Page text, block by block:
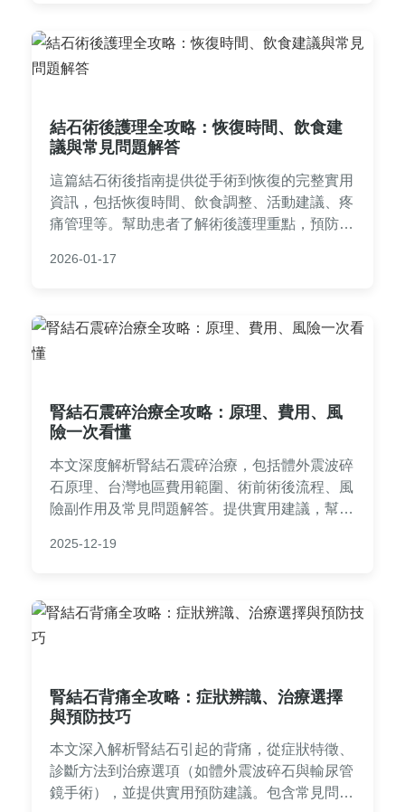
結石術後護理全攻略：恢復時間、飲食建
議與常見問題解答
這篇結石術後指南提供從手術到恢復的完整實用
資訊，包括恢復時間、飲食調整、活動建議、疼
痛管理等。幫助患者了解術後護理重點，預防復
經驗，適合腎結石或膽結石手術後參考。
2026-01-17
腎結石震碎治療全攻略：原理、費用、風
險一次看懂
本文深度解析腎結石震碎治療，包括體外震波碎
石原理、台灣地區費用範圍、術前術後流程、風
險副作用及常見問題解答。提供實用建議，幫助
策。內容基於醫療知識和真實經驗，避免空洞理
2025-12-19
腎結石背痛全攻略：症狀辨識、治療選擇
與預防技巧
本文深入解析腎結石引起的背痛，從症狀特徵、
診斷方法到治療選項（如體外震波碎石與輸尿管
鏡手術），並提供實用預防建議。包含常見問